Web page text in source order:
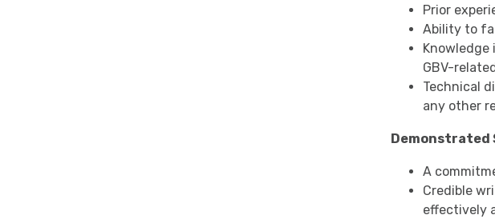
Prior
Ability to
GBV-
Technical
any other
Demonstrated
A
Credible
effectively